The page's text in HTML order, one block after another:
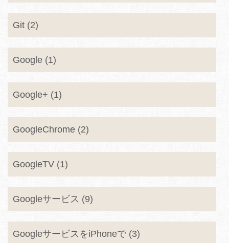
Git (2)
Google (1)
Google+ (1)
GoogleChrome (2)
GoogleTV (1)
Googleサービス (9)
GoogleサービスをiPhoneで (3)